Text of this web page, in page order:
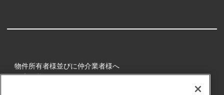
物件所有者様並びに仲介業者様へ
健康経営